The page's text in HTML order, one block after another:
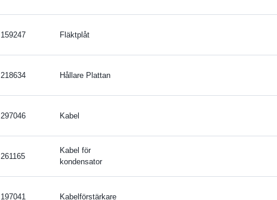
159247 Fläktplåt
218634 Hållare Plattan
297046 Kabel
261165
Kabel för
kondensator
197041 Kabelförstärkare